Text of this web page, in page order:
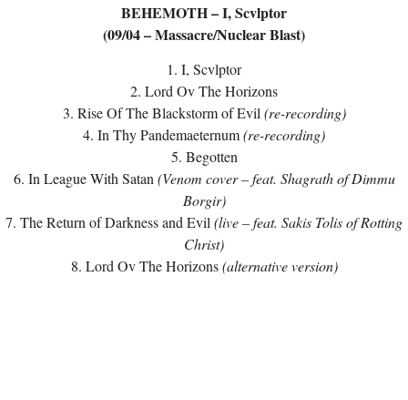
BEHEMOTH – I, Scvlptor
(09/04 – Massacre/Nuclear Blast)
1. I, Scvlptor
2. Lord Ov The Horizons
3. Rise Of The Blackstorm of Evil (re-recording)
4. In Thy Pandemaeternum(re-recording)
5. Begotten
6. In League With Satan (Venom cover – feat. Shagrath of Dimmu
Borgir)
7. The Return of Darkness and Evil (live – feat. Sakis Tolis of Rotting
Christ)
8. Lord Ov The Horizons(alternative version)